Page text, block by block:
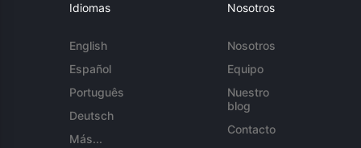
Idiomas
English
Español
Português
Deutsch
Más...
Nosotros
Nosotros
Equipo
Nuestro
blog
Contacto